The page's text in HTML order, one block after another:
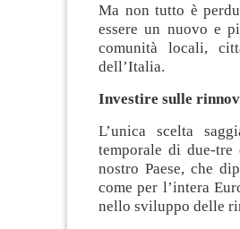
Ma non tutto è
essere un nuovo e
comunità locali,
dell’Italia.
Investire sulle
L’unica scelta
temporale di due-tre
nostro Paese, che
come per l’intera
nello sviluppo delle